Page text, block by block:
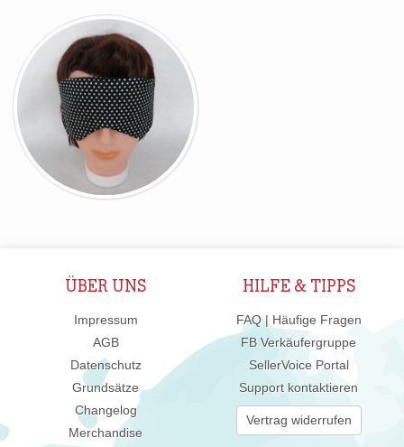
ÜBER UNS
Impressum
AGB
Datenschutz
Grundsätze
Changelog
Merchandise
HILFE & TIPPS
FAQ | Häufige Fragen
FB Verkäufergruppe
SellerVoice Portal
Support kontaktieren
Vertrag widerrufen